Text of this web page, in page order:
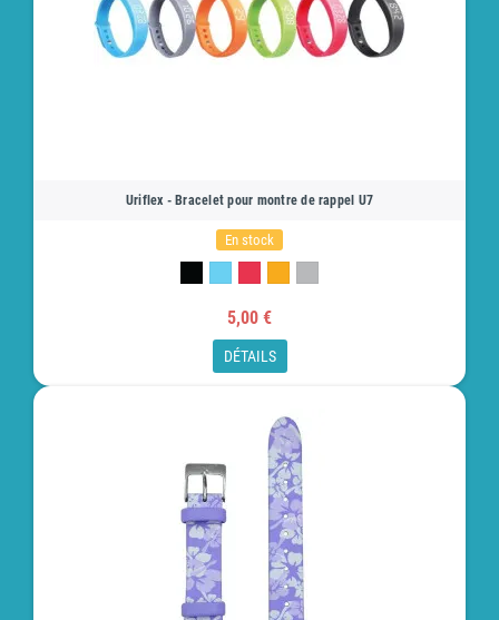
Uriflex - Bracelet pour montre de rappel U7
En stock
5,00 €
DÉTAILS